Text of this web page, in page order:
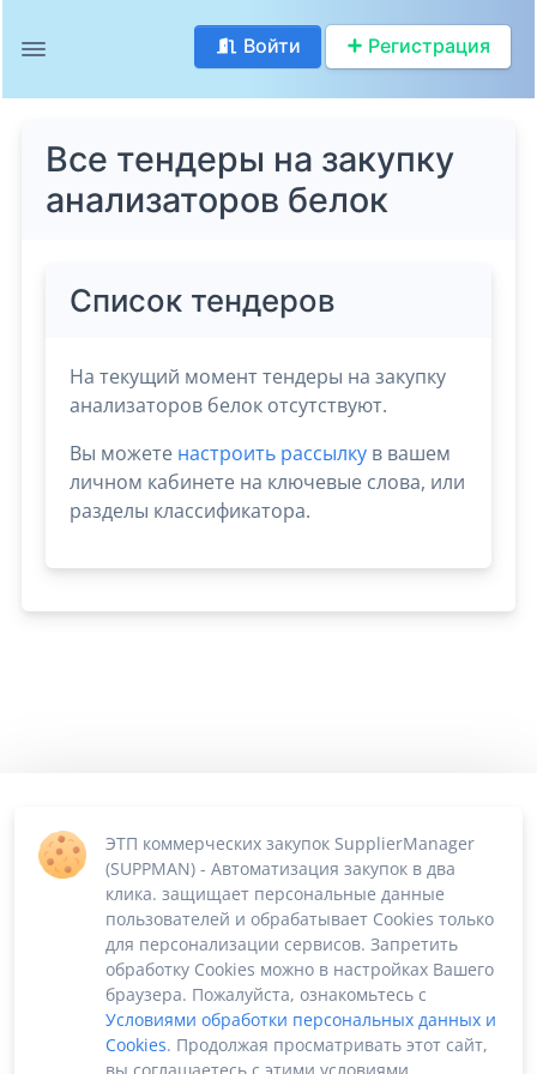
Войти Регистрация
Все тендеры на закупку
анализаторов белок
Список тендеров
На текущий момент тендеры на закупку
анализаторов белок отсутствуют.
Вы можете настроить рассылку в вашем
личном кабинете на ключевые слова, или
разделы классификатора.
ЭТП коммерческих закупок SupplierManager
(SUPPMAN) - Автоматизация закупок в два
клика. защищает персональные данные
пользователей и обрабатывает Cookies только
для персонализации сервисов. Запретить
обработку Cookies можно в настройках Вашего
браузера. Пожалуйста, ознакомьтесь с
Условиями обработки персональных данных и
Cookies. Продолжая просматривать этот сайт,